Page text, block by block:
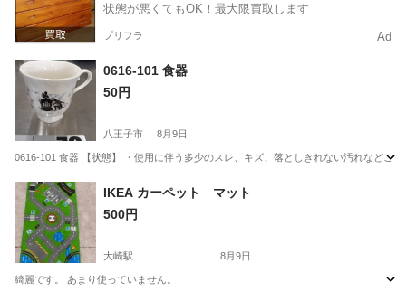
状態が悪くてもOK！最大限買取します
プリフラ Ad
0616-101 食器
50円
八王子市 8月9日
0616-101 食器 【状態】 ・使用に伴う多少のスレ、キズ、落としきれない汚れなど
東京 八王子市 食器 現地
IKEA カーペット マット
500円
大崎駅 8月9日
綺麗です。 あまり使っていません。